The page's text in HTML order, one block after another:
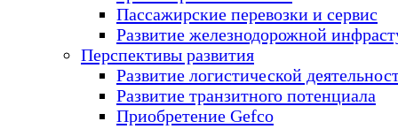
Пассажирские перевозки и сервис
Развитие железнодорожной
Перспективы развития
Развитие логистической
Развитие транзитного потенциала
Приобретение Gefco